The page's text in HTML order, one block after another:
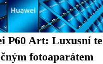
P60 Art: Luxusní
fotoaparátem